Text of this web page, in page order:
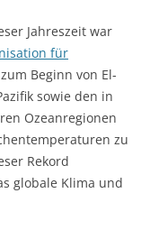
Jahreszeit war
für
Beginn von El-
sowie den in
Ozeanregionen
zu
Rekord
globale Klima und